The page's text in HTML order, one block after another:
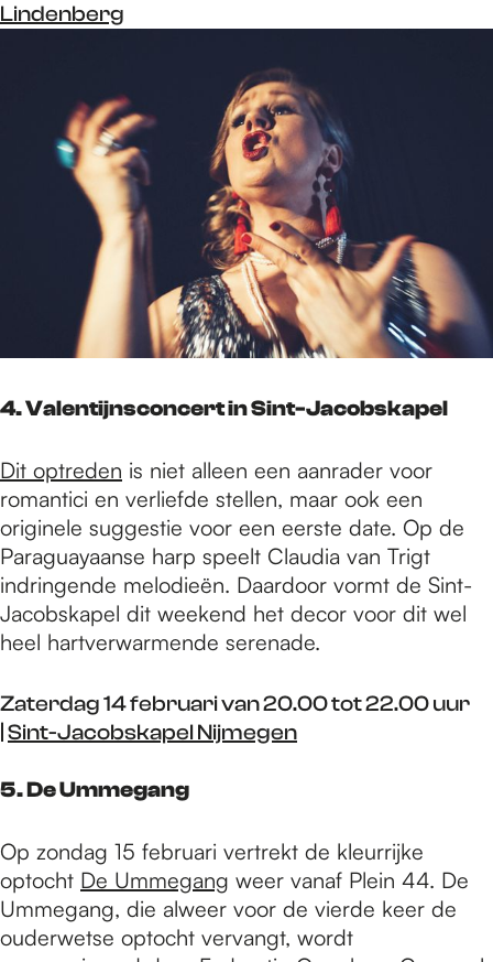
Lindenberg
4. Valentijnsconcert in Sint-Jacobskapel
Dit optreden is niet alleen een aanrader voor
romantici en verliefde stellen, maar ook een
originele suggestie voor een eerste date. Op de
Paraguayaanse harp speelt Claudia van Trigt
indringende melodieën. Daardoor vormt de Sint-
Jacobskapel dit weekend het decor voor dit wel
heel hartverwarmende serenade.
Zaterdag 14 februari van 20.00 tot 22.00 uur
Sint-Jacobskapel Nijmegen
5. De Ummegang
Op zondag 15 februari vertrekt de kleurrijke
optocht De Ummegang weer vanaf Plein 44. De
Ummegang, die alweer voor de vierde keer de
ouderwetse optocht vervangt, wordt